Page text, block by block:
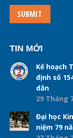
SUBMIT
TIN MỚI
Kế hoạch
định số
dân
29 Tháng
Đại học
niệm 79